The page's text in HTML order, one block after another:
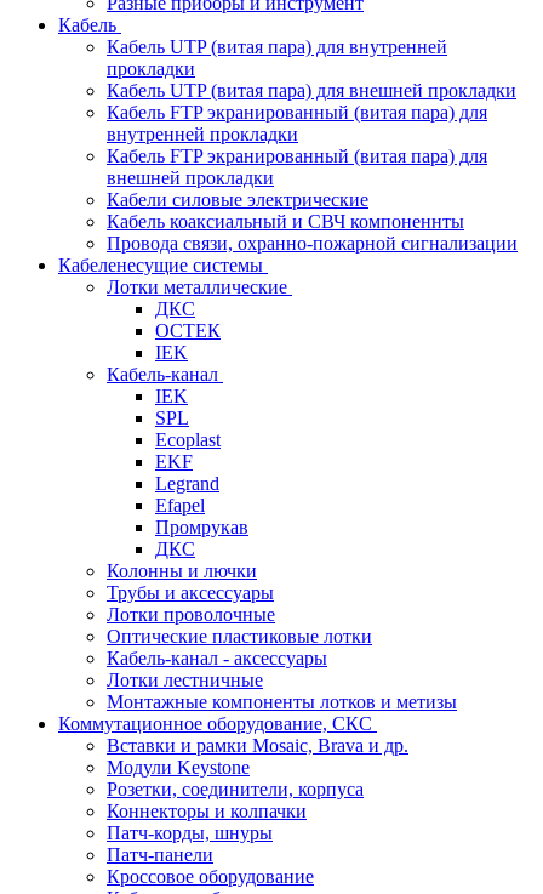
Кабель
Кабель UTP (витая пара) для внутренней
прокладки
Кабель UTP (витая пара) для внешней прокладки
Кабель FTP экранированный (витая пара) для
внутренней прокладки
Кабель FTP экранированный (витая пара) для
внешней прокладки
Кабели силовые электрические
Кабель коаксиальный и СВЧ компоненнты
Провода связи, охранно-пожарной сигнализации
Кабеленесущие системы
Лотки металлические
ДКС
ОСТЕК
IEK
Кабель-канал
IEK
SPL
Ecoplast
EKF
Legrand
Efapel
Промрукав
ДКС
Колонны и лючки
Трубы и аксессуары
Лотки проволочные
Оптические пластиковые лотки
Кабель-канал - аксессуары
Лотки лестничные
Монтажные компоненты лотков и метизы
Коммутационное оборудование, СКС
Вставки и рамки Mosaic, Brava и др.
Модули Keystone
Розетки, соединители, корпуса
Коннекторы и колпачки
Патч-корды, шнуры
Патч-панели
Кроссовое оборудование